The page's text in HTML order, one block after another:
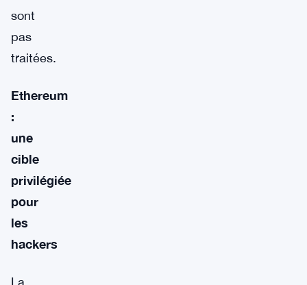
sont
pas
traitées.
Ethereum
:
une
cible
privilégiée
pour
les
hackers
La